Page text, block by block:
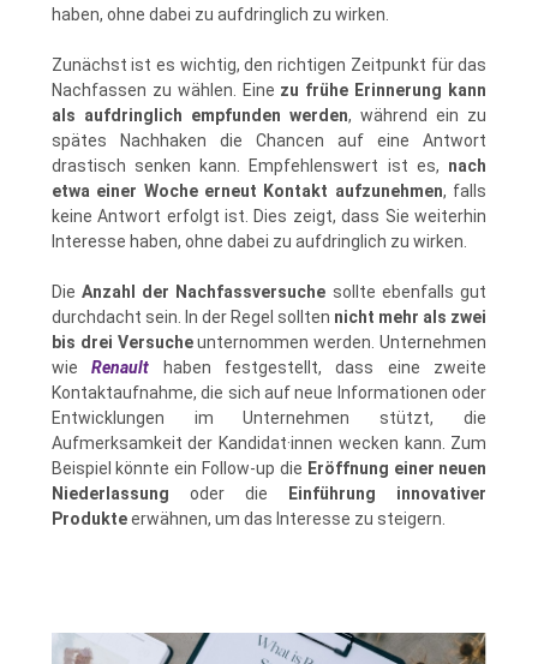
haben, ohne dabei zu aufdringlich zu wirken.
Zunächst ist es wichtig, den richtigen Zeitpunkt für das
Nachfassen zu wählen. Eine zu frühe Erinnerung kann
als aufdringlich empfunden werden, während ein zu
spätes Nachhaken die Chancen auf eine Antwort
drastisch senken kann. Empfehlenswert ist es, nach
etwa einer Woche erneut Kontakt aufzunehmen, falls
keine Antwort erfolgt ist. Dies zeigt, dass Sie weiterhin
Interesse haben, ohne dabei zu aufdringlich zu wirken.
Die Anzahl der Nachfassversuche sollte ebenfalls gut
durchdacht sein. In der Regel sollten nicht mehr als zwei
bis drei Versucheunternommen werden. Unternehmen
wieRenault haben festgestellt, dass eine zweite
Kontaktaufnahme, die sich auf neue Informationen oder
Entwicklungen im Unternehmen stützt, die
Aufmerksamkeit der Kandidat·innen wecken kann. Zum
Beispiel könnte ein Follow-up die Eröffnung einer neuen
Niederlassung oder die
Einführung innovativer
Produkteerwähnen, um das Interesse zu steigern.